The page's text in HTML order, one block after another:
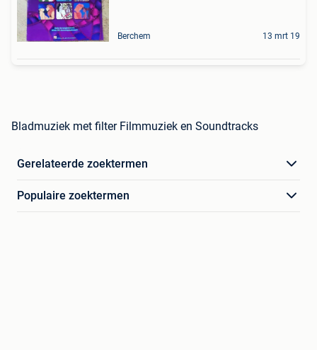
Berchem 13 mrt 19
Bladmuziek met filter Filmmuziek en Soundtracks
Gerelateerde zoektermen
Populaire zoektermen